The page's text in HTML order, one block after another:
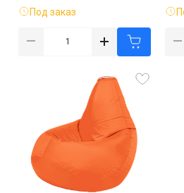
Под заказ